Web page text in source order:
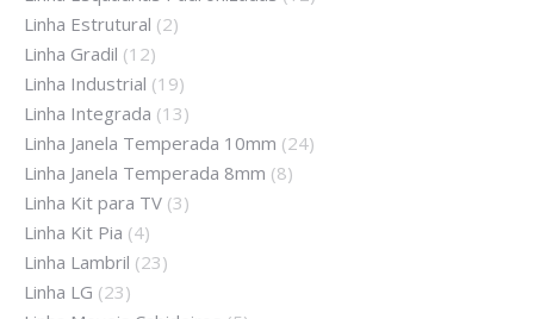
Linha Estrutural (2)
Linha Gradil (12)
Linha Industrial (19)
Linha Integrada (13)
Linha Janela Temperada 10mm (24)
Linha Janela Temperada 8mm (8)
Linha Kit para TV (3)
Linha Kit Pia (4)
Linha Lambril (23)
Linha LG (23)